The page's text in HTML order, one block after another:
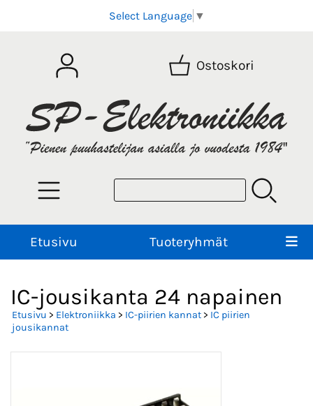
Select Language ▼
Ostoskori
Etusivu Tuoteryhmät
IC-jousikanta 24 napainen
Etusivu > Elektroniikka > IC-piirien kannat> IC piirien
jousikannat